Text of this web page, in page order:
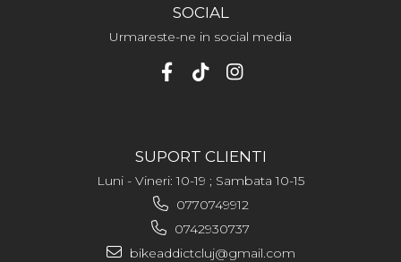
SOCIAL
Urmareste-ne in social media
SUPORT CLIENTI
Luni - Vineri: 10-19 ; Sambata 10-15
0770749912
0742930737
bikeaddictcluj@gmail.com